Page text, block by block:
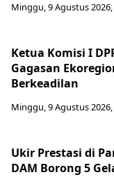
Minggu, 9 Agustus 2026,
Ketua Komisi I
Gagasan
Berkeadilan
Minggu, 9 Agustus 2026,
Ukir Prestasi di
DAM Borong 5